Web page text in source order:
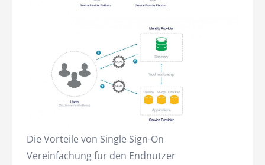
Die Vorteile von Single Sign-On
Vereinfachung für den Endnutzer